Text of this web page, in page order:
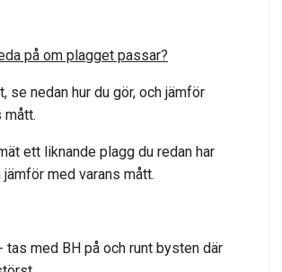
på om plagget passar?
se nedan hur du gör, och jämför
mått.
ett liknande plagg du redan har
jämför med varans mått.
- tas med BH på och runt bysten där